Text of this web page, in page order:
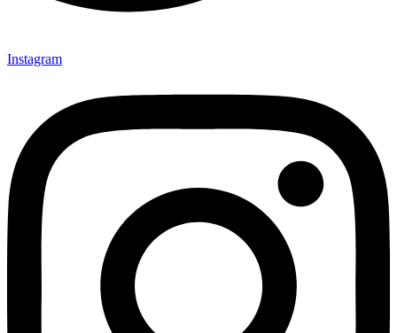
Instagram